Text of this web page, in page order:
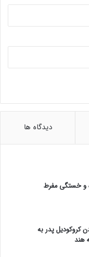
نظارت این سازمان بر این
فرصت کافی برای
دیدگاه ها
و خستگی مفرط
کروکودیل پدر به
هند